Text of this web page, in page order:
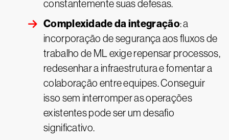
constantemente suas defesas.
Complexidade da integração: a
incorporação de segurança aos fluxos de
trabalho de ML exige repensar processos,
redesenhar a infraestrutura e fomentar a
colaboração entre equipes. Conseguir
isso sem interromper as operações
existentes pode ser um desafio
significativo.